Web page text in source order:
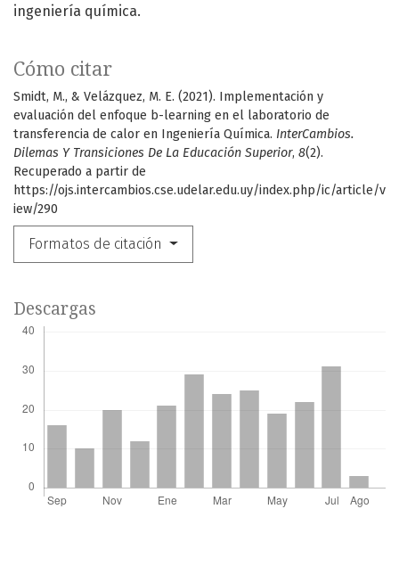
ingeniería química.
Cómo citar
Smidt, M., & Velázquez, M. E. (2021). Implementación y
evaluación del enfoque b-learning en el laboratorio de
transferencia de calor en Ingeniería Química. InterCambios.
Dilemas Y Transiciones De La Educación Superior, 8(2).
Recuperado a partir de
https://ojs.intercambios.cse.udelar.edu.uy/index.php/ic/article/v
iew/290
Formatos de citación
Descargas